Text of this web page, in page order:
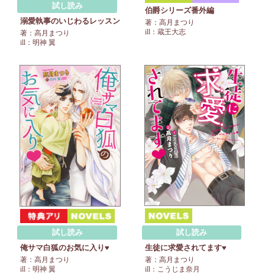
試し読み
溺愛執事のいじわるレッスン
著：高月まつり
ill：明神 翼
伯爵シリーズ番外編
著：高月まつり
ill：蔵王大志
試し読み
俺サマ白狐のお気に入り♥
著：高月まつり
ill：明神 翼
試し読み
生徒に求愛されてます♥
著：高月まつり
ill：こうじま奈月